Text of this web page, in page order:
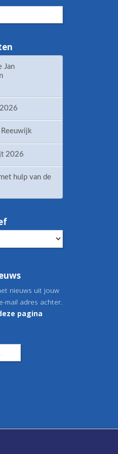
Jan
Reeuwijk
2026
hulp van de
nieuws uit jouw
mail adres achter.
pagina